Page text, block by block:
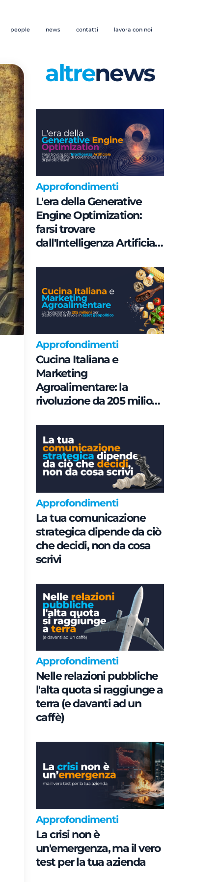
people news contatti lavora con noi
altrenews
Approfondimenti
L'era della Generative
Engine Optimization:
farsi trovare
dall'Intelligenza Artificiale
Governance e non di
parole chiave
Approfondimenti
Cucina Italiana e
Marketing
Agroalimentare: la
rivoluzione da 205 milioni
in asset geopolitico
Approfondimenti
La tua comunicazione
strategica dipende da ciò
che decidi, non da cosa
scrivi
Approfondimenti
Nelle relazioni pubbliche
l'alta quota si raggiunge a
terra (e davanti ad un
caffè)
Approfondimenti
La crisi non è
un'emergenza, ma il vero
test per la tua azienda